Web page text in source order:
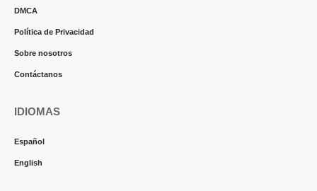
DMCA
Política de Privacidad
Sobre nosotros
Contáctanos
IDIOMAS
Español
English